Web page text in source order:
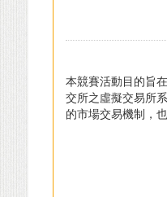
本競賽活動目的旨
交所之虛擬交易所
的市場交易機制，